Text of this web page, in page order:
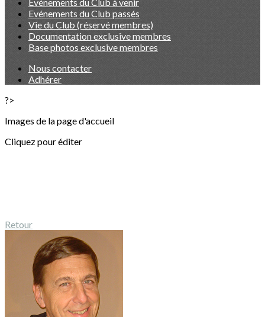
Evénements du Club passés
Vie du Club (réservé membres)
Documentation exclusive membres
Base photos exclusive membres
Nous contacter
Adhérer
?>
Images de la page d'accueil
Cliquez pour éditer
Retour